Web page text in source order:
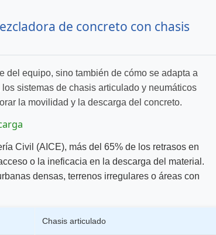
de concreto con chasis
del equipo, sino también de cómo se adapta a
sistemas de chasis articulado y neumáticos
la movilidad y la descarga del concreto.
Civil (AICE), más del 65% de los retrasos en
o la ineficacia en la descarga del material.
densas, terrenos irregulares o áreas con
Chasis articulado